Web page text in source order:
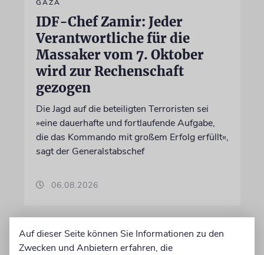
GAZA
IDF-Chef Zamir: Jeder
Verantwortliche für die
Massaker vom 7. Oktober
wird zur Rechenschaft
gezogen
Die Jagd auf die beteiligten Terroristen sei
»eine dauerhafte und fortlaufende Aufgabe,
die das Kommando mit großem Erfolg erfüllt«,
sagt der Generalstabschef
06.08.2026
Auf dieser Seite können Sie Informationen zu den
Zwecken und Anbietern erfahren, die